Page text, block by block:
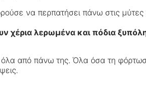
να περπατήσει πάνω στις
χέρια λερωμένα και πόδια
από πάνω της. Όλα όσα τη